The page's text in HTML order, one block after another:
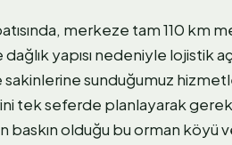
merkeze tam 110 km
yapısı nedeniyle lojistik
sakinlerine sunduğumuz
tek seferde planlayarak
baskın olduğu bu orman